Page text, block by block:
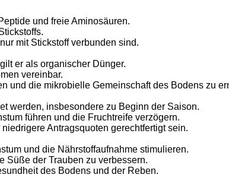
und freie Aminosäuren.
mit Stickstoff verbunden sind.
er als organischer Dünger.
vereinbar.
und die mikrobielle Gemeinschaft des Bodens zu
werden, insbesondere zu Beginn der Saison.
führen und die Fruchtreife verzögern.
Antragsquoten gerechtfertigt sein.
und die Nährstoffaufnahme stimulieren.
Süße der Trauben zu verbessern.
des Bodens und der Reben.